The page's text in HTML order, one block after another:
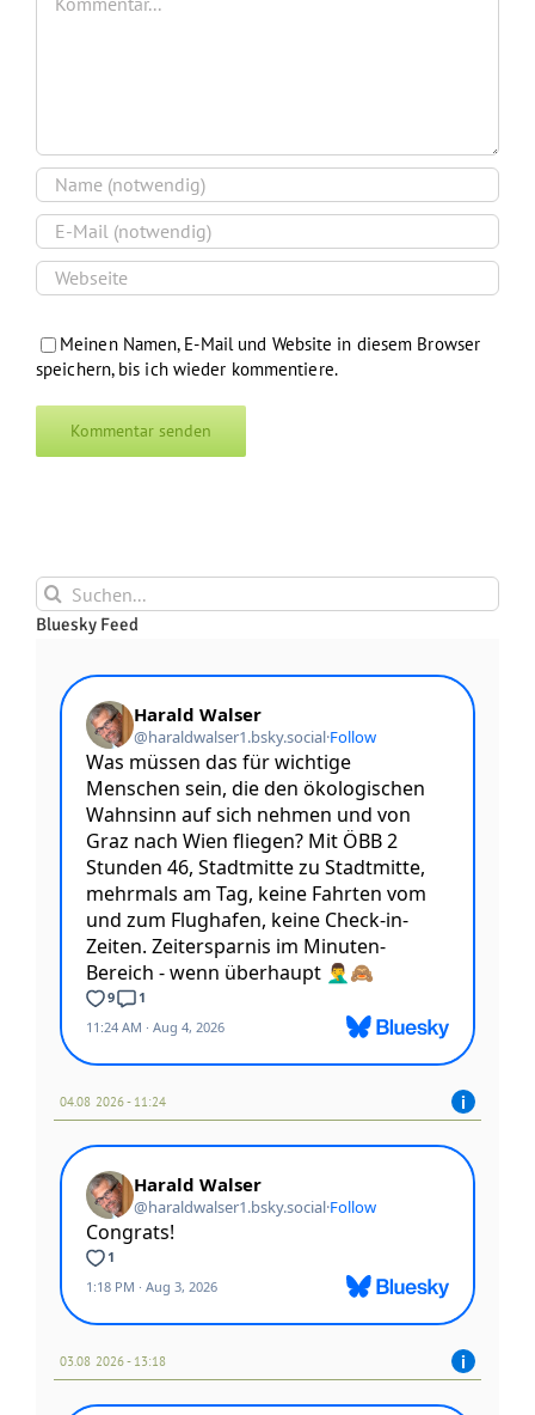
Meinen Namen, E-Mail und Website in diesem Browser
speichern, bis ich wieder kommentiere.
Suche
nach:
Bluesky Feed
04.08 2026 - 11:24
03.08 2026 - 13:18